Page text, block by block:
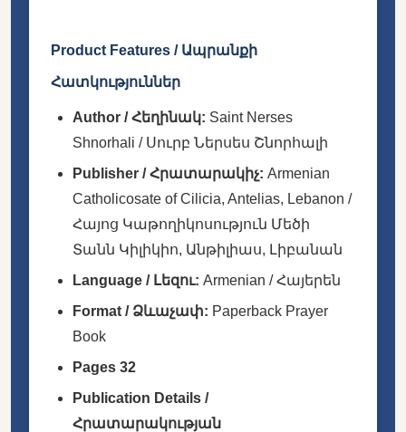
Product Features / Ապրանքի
Հատկություններ
Author / Հեղինակ: Saint Nerses
Shnorhali / Սուրբ Ներսես Շնորհալի
Publisher / Հրատարակիչ: Armenian
Catholicosate of Cilicia, Antelias, Lebanon /
Հայոց Կաթողիկոսություն Մեծի
Տանն Կիլիկիո, Անթիլիաս, Լիբանան
Language / Լեզու: Armenian / Հայերեն
Format / Ձևաչափ: Paperback Prayer
Book
Pages 32
Publication Details /
Հրատարակության